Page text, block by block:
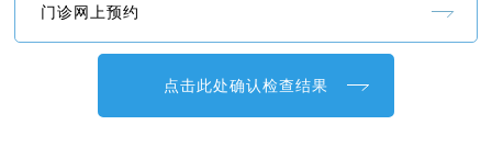
门诊网上预约
点击此处确认检查结果